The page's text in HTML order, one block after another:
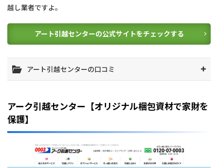
越し業者ですよ。
アート引越センターの公式サイトをチェックする
アート引越センターの口コミ
アーク引越センター【オリジナル梱包資材で家財を
保護】